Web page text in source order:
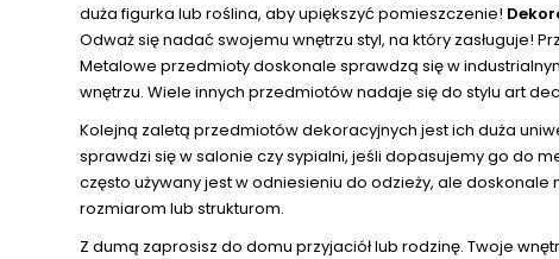
duża figurka lub roślina, aby upiększyć pomieszczenie!
Odważ się nadać swojemu wnętrzu styl, na który zasługuje!
Metalowe przedmioty doskonale sprawdzą się w
wnętrzu. Wiele innych przedmiotów nadaje się do stylu art
Kolejną zaletą przedmiotów dekoracyjnych jest ich duża
sprawdzi się w salonie czy sypialni, jeśli dopasujemy go do
często używany jest w odniesieniu do odzieży, ale
rozmiarom lub strukturom.
Z dumą zaprosisz do domu przyjaciół lub rodzinę. Twoje